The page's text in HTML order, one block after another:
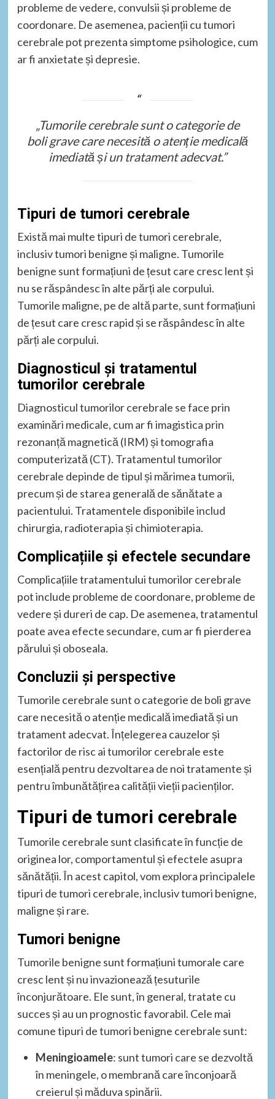
probleme de vedere, convulsii și probleme de
coordonare. De asemenea, pacienții cu tumori
cerebrale pot prezenta simptome psihologice, cum
ar fi anxietate și depresie.
„Tumorile cerebrale sunt o categorie de
boli grave care necesită o atenție medicală
imediată și un tratament adecvat.”
Tipuri de tumori cerebrale
Există mai multe tipuri de tumori cerebrale,
inclusiv tumori benigne și maligne. Tumorile
benigne sunt formațiuni de țesut care cresc lent și
nu se răspândesc în alte părți ale corpului.
Tumorile maligne, pe de altă parte, sunt formațiuni
de țesut care cresc rapid și se răspândesc în alte
părți ale corpului.
Diagnosticul și tratamentul
tumorilor cerebrale
Diagnosticul tumorilor cerebrale se face prin
examinări medicale, cum ar fi imagistica prin
rezonanță magnetică (IRM) și tomografia
computerizată (CT). Tratamentul tumorilor
cerebrale depinde de tipul și mărimea tumorii,
precum și de starea generală de sănătate a
pacientului. Tratamentele disponibile includ
chirurgia, radioterapia și chimioterapia.
Complicațiile și efectele secundare
Complicațiile tratamentului tumorilor cerebrale
pot include probleme de coordonare, probleme de
vedere și dureri de cap. De asemenea, tratamentul
poate avea efecte secundare, cum ar fi pierderea
părului și oboseala.
Concluzii și perspective
Tumorile cerebrale sunt o categorie de boli grave
care necesită o atenție medicală imediată și un
tratament adecvat. Înțelegerea cauzelor și
factorilor de risc ai tumorilor cerebrale este
esențială pentru dezvoltarea de noi tratamente și
pentru îmbunătățirea calității vieții pacienților.
Tipuri de tumori cerebrale
Tumorile cerebrale sunt clasificate în funcție de
originea lor, comportamentul și efectele asupra
sănătății. În acest capitol, vom explora principalele
tipuri de tumori cerebrale, inclusiv tumori benigne,
maligne și rare.
Tumori benigne
Tumorile benigne sunt formațiuni tumorale care
cresc lent și nu invazionează țesuturile
înconjurătoare. Ele sunt, în general, tratate cu
succes și au un prognostic favorabil. Cele mai
comune tipuri de tumori benigne cerebrale sunt:
Meningioamele: sunt tumori care se dezvoltă
în meningele, o membrană care înconjoară
creierul și măduva spinării.